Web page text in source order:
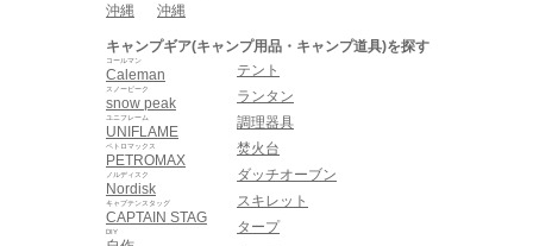
沖縄
沖縄
キャンプギア(キャンプ用品・キャンプ道具)を探す
Caleman
コールマン
snow peak
スノーピーク
UNIFLAME
ユニフレーム
PETROMAX
ペトロマックス
Nordisk
ノルディスク
CAPTAIN STAG
キャプテンスタッグ
DIY
テント
ランタン
調理器具
焚火台
ダッチオーブン
スキレット
タープ